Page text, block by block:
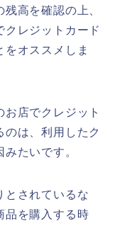
高を確認の上、
クレジットカード
オススメしま
店でクレジット
は、利用したク
たいです。
とされているな
品を購入する時